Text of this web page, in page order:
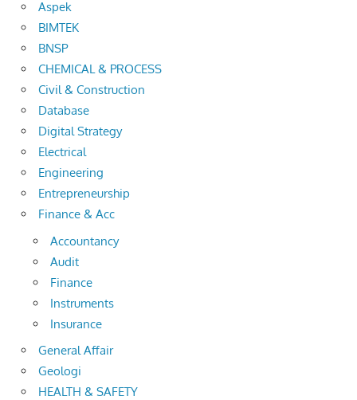
Aspek
BIMTEK
BNSP
CHEMICAL & PROCESS
Civil & Construction
Database
Digital Strategy
Electrical
Engineering
Entrepreneurship
Finance & Acc
Accountancy
Audit
Finance
Instruments
Insurance
General Affair
Geologi
HEALTH & SAFETY